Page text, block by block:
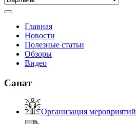
Главная
Новости
Полезные статьи
Обзоры
Видео
Санат
Организация мероприятий